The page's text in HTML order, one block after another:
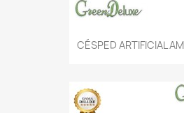
CÉSPED ARTIFICIAL